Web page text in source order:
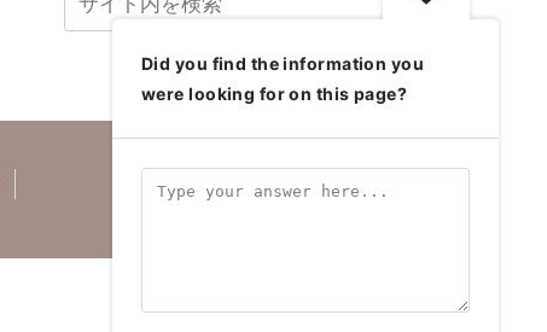
Did you find the information you
were looking for on this page?